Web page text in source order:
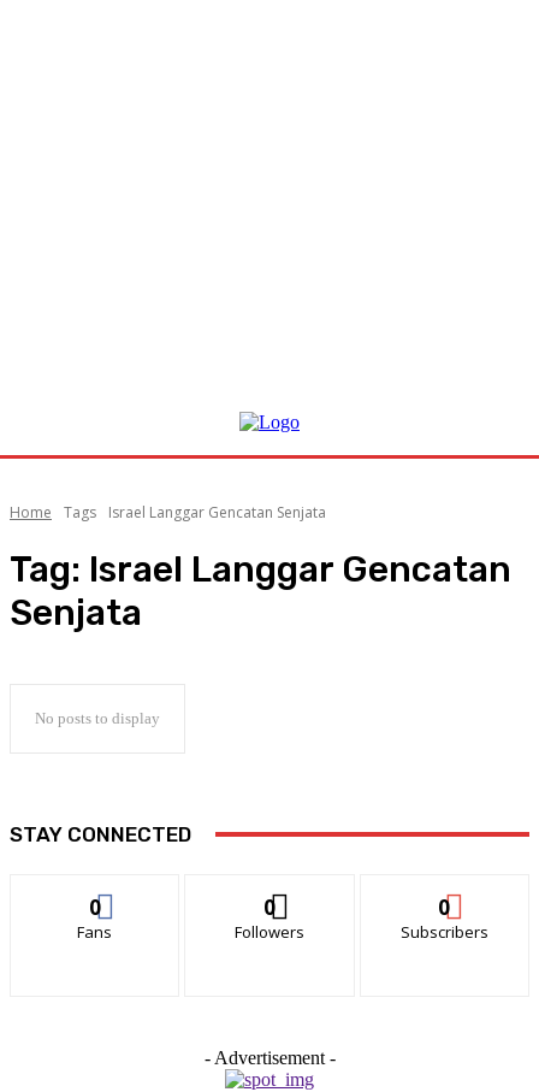
Home Tags Israel Langgar Gencatan Senjata
Tag: Israel Langgar Gencatan
Senjata
No posts to display
STAY CONNECTED
0
Fans
0
Followers
0
Subscribers
- Advertisement -